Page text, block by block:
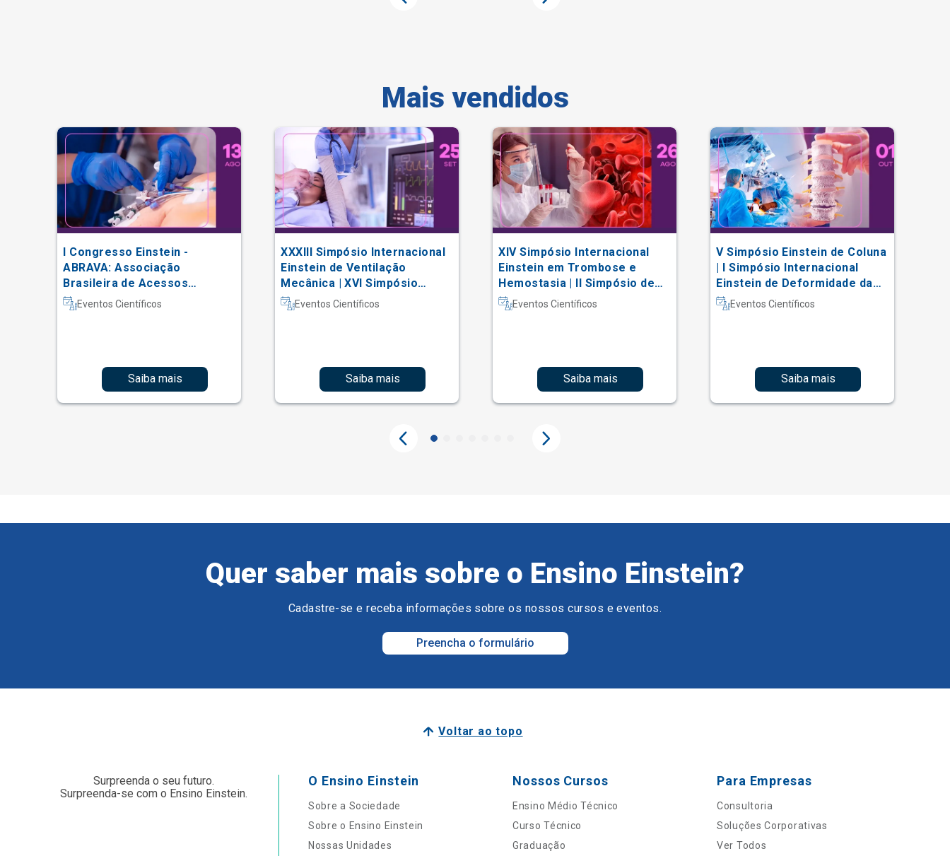
Mais vendidos
I Congresso Einstein -
ABRAVA: Associação
Brasileira de Acessos
Vasculares
Eventos Científicos
Saiba mais
XXXIII Simpósio Internacional
Einstein de Ventilação
Mecânica | XVI Simpósio
Internacional Einstein de
Fisioterapia em Terapia
Eventos Científicos
Saiba mais
XIV Simpósio Internacional
Einstein em Trombose e
Hemostasia | II Simpósio de
Hematologia Laboratorial
Eventos Científicos
Saiba mais
V Simpósio Einstein de Coluna
| I Simpósio Internacional
Einstein de Deformidade da
Coluna e Técnicas Complexas
Eventos Científicos
Saiba mais
Quer saber mais sobre o Ensino Einstein?
Cadastre-se e receba informações sobre os nossos cursos e eventos.
Preencha o formulário
Voltar ao topo
Surpreenda o seu futuro.
Surpreenda-se com o Ensino Einstein.
O Ensino Einstein
Sobre a Sociedade
Sobre o Ensino Einstein
Nossas Unidades
Nossos Cursos
Ensino Médio Técnico
Curso Técnico
Graduação
Para Empresas
Consultoria
Soluções Corporativas
Ver Todos